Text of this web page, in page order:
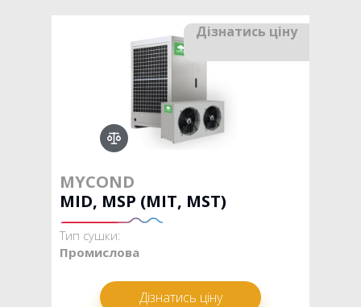
MYCOND
MID, MSP (MIT, MST)
Тип сушки:
Промислова
Дізнатись ціну
Дізнатись ціну